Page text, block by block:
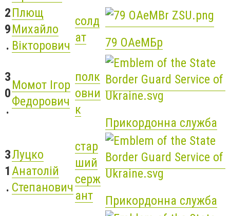
2
9
.
Плющ
Михайло
Вікторович
солд
ат
79 ОАеМБр
3
0
.
Момот Ігор
Федорович
полк
овни
к
Прикордонна служба
3
1
.
Луцко
Анатолій
Степанович
стар
ший
серж
ант
Прикордонна служба